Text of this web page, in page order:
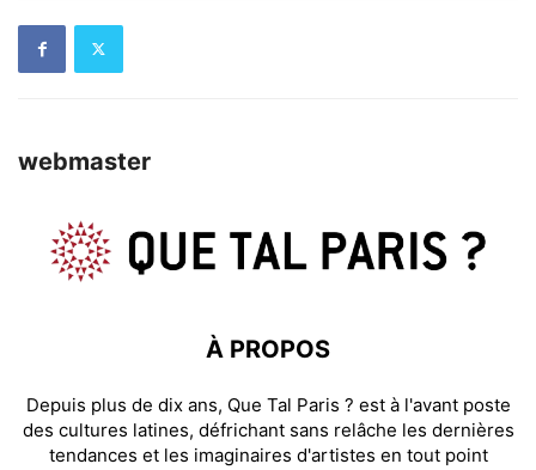
webmaster
À PROPOS
Depuis plus de dix ans, Que Tal Paris ? est à l'avant poste
des cultures latines, défrichant sans relâche les dernières
tendances et les imaginaires d'artistes en tout point